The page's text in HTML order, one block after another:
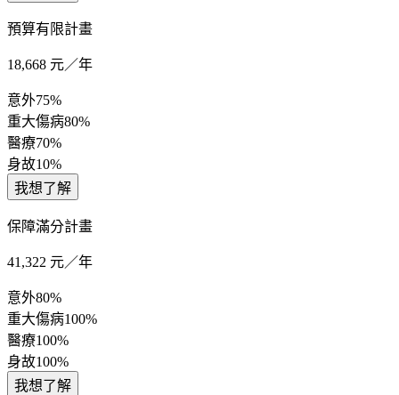
預算有限計畫
18,668 元／年
意外75%
重大傷病80%
醫療70%
身故10%
我想了解
保障滿分計畫
41,322 元／年
意外80%
重大傷病100%
醫療100%
身故100%
我想了解